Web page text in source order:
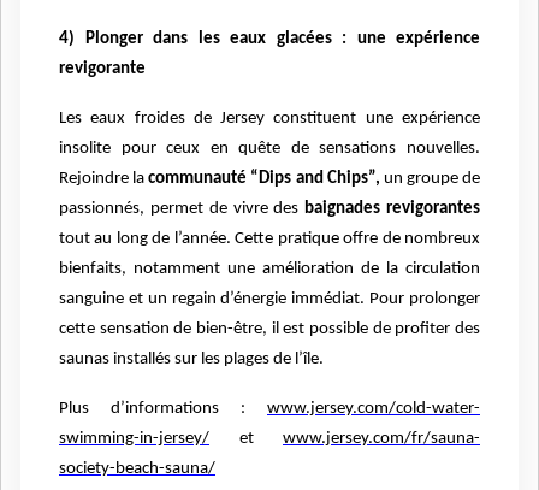
4) Plonger dans les eaux glacées : une expérience
revigorante
Les eaux froides de Jersey constituent une expérience
insolite pour ceux en quête de sensations nouvelles.
Rejoindre lacommunauté “Dips and Chips”, un groupe de
passionnés, permet de vivre desbaignades revigorantes
tout au long de l’année. Cette pratique offre de nombreux
bienfaits, notamment une amélioration de la circulation
sanguine et un regain d’énergie immédiat. Pour prolonger
cette sensation de bien-être, il est possible de profiter des
saunas installés sur les plages de l’île.
Plus d’informations : www.jersey.com/cold-water-
swimming-in-jersey/ et www.jersey.com/fr/sauna-
society-beach-sauna/